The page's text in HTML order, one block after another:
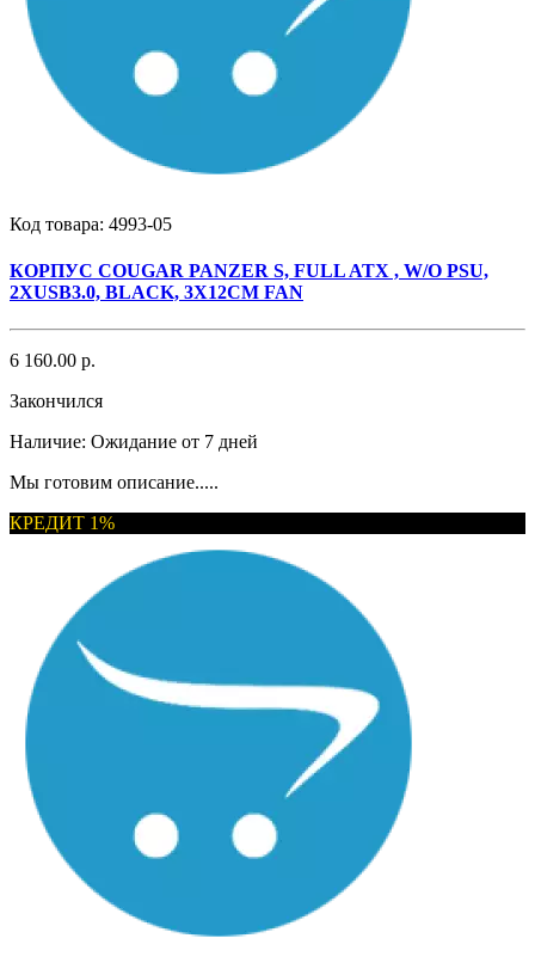
Код товара: 4993-05
КОРПУС COUGAR PANZER S, FULL ATX , W/O PSU,
2XUSB3.0, BLACK, 3X12CM FAN
6 160.00 р.
Закончился
Наличие: Ожидание от 7 дней
Мы готовим описание.....
КРЕДИТ 1%